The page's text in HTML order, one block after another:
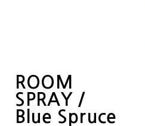
ROOM
SPRAY /
Blue Spruce